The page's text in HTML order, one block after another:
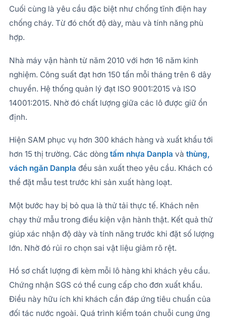
Cuối cùng là yêu cầu đặc biệt như chống tĩnh điện hay
chống cháy. Từ đó chốt độ dày, màu và tính năng phù
hợp.
Nhà máy vận hành từ năm 2010 với hơn 16 năm kinh
nghiệm. Công suất đạt hơn 150 tấn mỗi tháng trên 6 dây
chuyền. Hệ thống quản lý đạt ISO 9001:2015 và ISO
14001:2015. Nhờ đó chất lượng giữa các lô được giữ ổn
định.
Hiện SAM phục vụ hơn 300 khách hàng và xuất khẩu tới
hơn 15 thị trường. Các dòng tấm nhựa Danpla và thùng,
vách ngăn Danpla đều sản xuất theo yêu cầu. Khách có
thể đặt mẫu test trước khi sản xuất hàng loạt.
Một bước hay bị bỏ qua là thử tải thực tế. Khách nên
chạy thử mẫu trong điều kiện vận hành thật. Kết quả thử
giúp xác nhận độ dày và tính năng trước khi đặt số lượng
lớn. Nhờ đó rủi ro chọn sai vật liệu giảm rõ rệt.
Hồ sơ chất lượng đi kèm mỗi lô hàng khi khách yêu cầu.
Chứng nhận SGS có thể cung cấp cho đơn xuất khẩu.
Điều này hữu ích khi khách cần đáp ứng tiêu chuẩn của
đối tác nước ngoài. Quá trình kiểm toán chuỗi cung ứng